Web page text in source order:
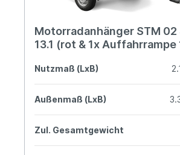
Motorradanhänger STM 02
13.1 (rot & 1x Auffahrrampe
Nutzmaß (LxB)
Außenmaß (LxB)
Zul. Gesamtgewicht